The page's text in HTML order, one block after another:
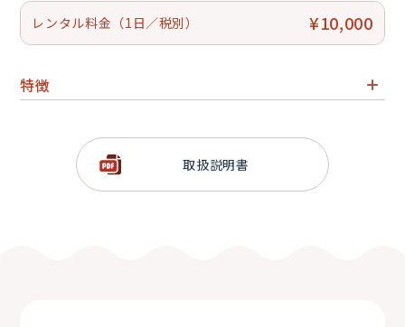
レンタル料金（1日／税別） ¥10,000
特徴
伝送距離 最大800m
適応周波数ホッピング機能採用（干渉状況で周波数自動切
り替え）
取扱説明書